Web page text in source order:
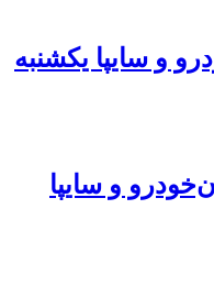
و سایپا یکشنبه
و سایپا